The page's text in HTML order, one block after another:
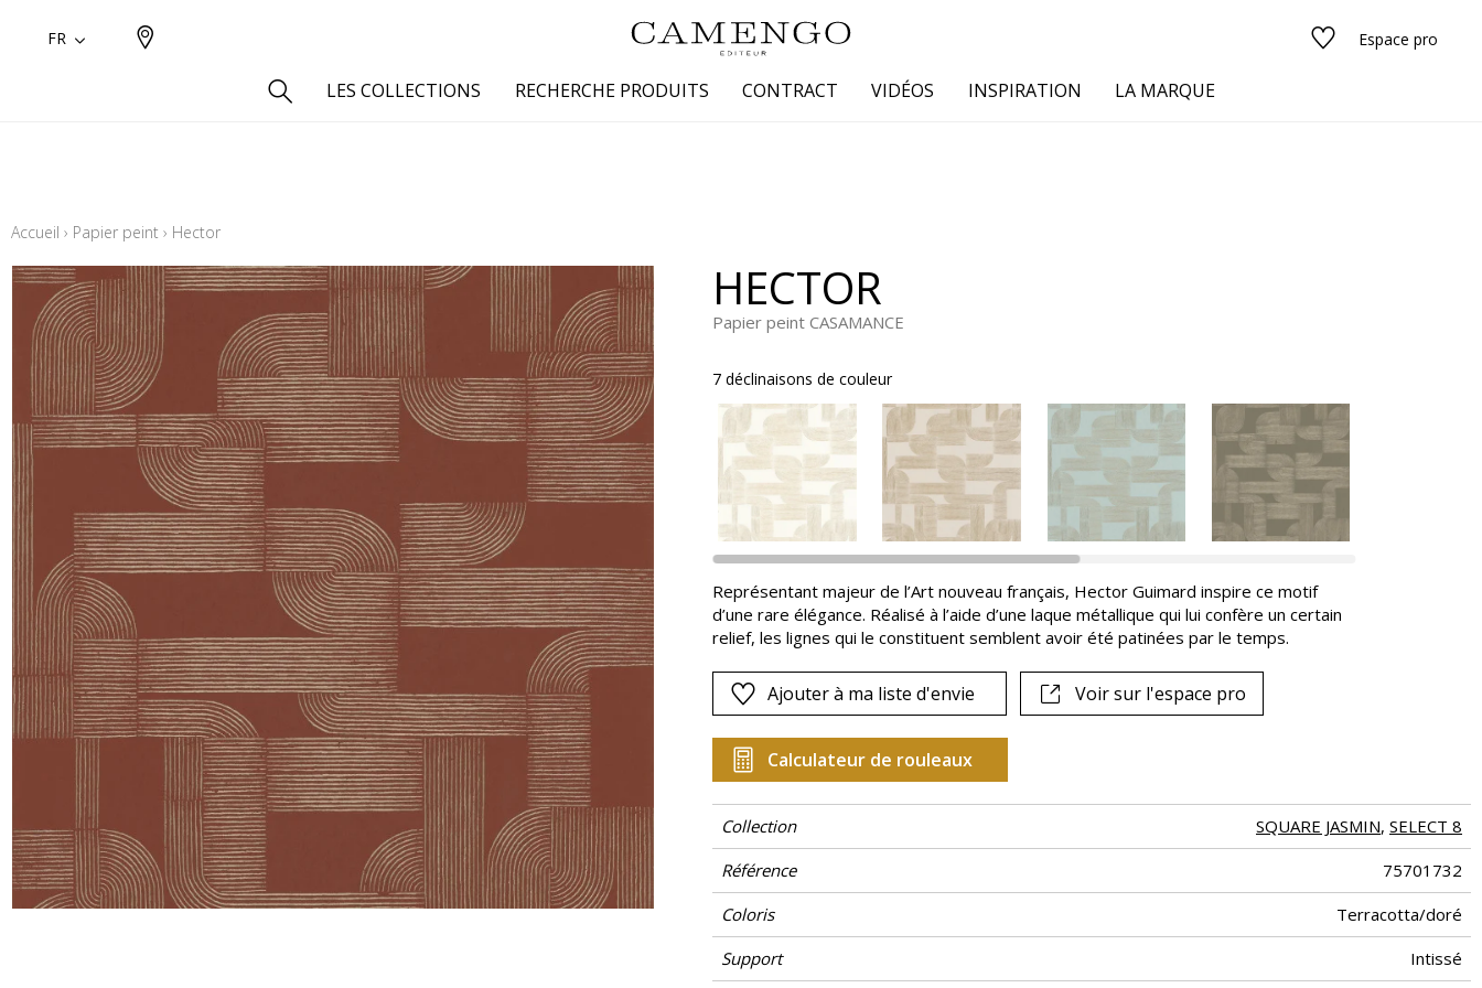
FR Espace pro
LES COLLECTIONS RECHERCHE PRODUITS
Aspect lin
Aspect soie
Inspiration fourrure
Laine
Satin
Taffetas
Velours
Petits motifs
Multicouleurs
Noir
Orange
Rose
Rouge
Vert
Violet
Voir tous les tissus
CONTRACT VIDÉOS INSPIRATION LA MARQUE
Accueil › Papier peint › Hector
HECTOR
Papier peint CASAMANCE
7 déclinaisons de couleur
Représentant majeur de l’Art nouveau français, Hector Guimard inspire ce motif
d’une rare élégance. Réalisé à l’aide d’une laque métallique qui lui confère un certain
relief, les lignes qui le constituent semblent avoir été patinées par le temps.
Ajouter à ma liste d'envie Voir sur l'espace pro
Calculateur de rouleaux
Collection SQUARE JASMIN, SELECT 8
Référence
75701732
Coloris
Terracotta/doré
Support
Intissé